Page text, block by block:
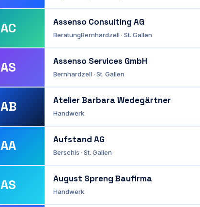
AC Assenso Consulting AG
BeratungBernhardzell · St. Gallen
AS Assenso Services GmbH
Bernhardzell · St. Gallen
AB Atelier Barbara Wedegärtner
Handwerk
AA Aufstand AG
Berschis · St. Gallen
AS August Spreng Baufirma
Handwerk